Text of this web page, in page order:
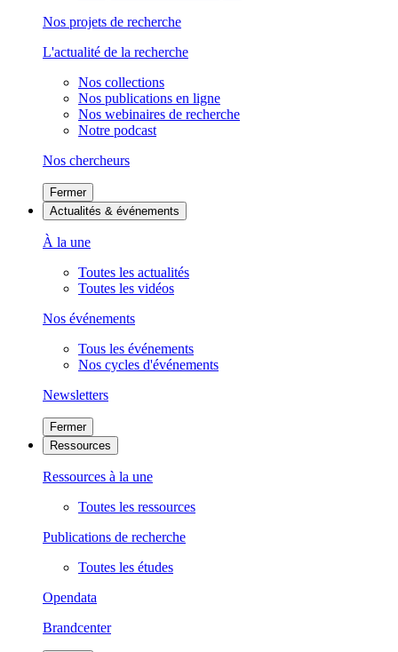
Nos projets de recherche
L'actualité de la recherche
Nos collections
Nos publications en ligne
Nos webinaires de recherche
Notre podcast
Nos chercheurs
Fermer
Actualités & événements
À la une
Toutes les actualités
Toutes les vidéos
Nos événements
Tous les événements
Nos cycles d'événements
Newsletters
Fermer
Ressources
Ressources à la une
Toutes les ressources
Publications de recherche
Toutes les études
Opendata
Brandcenter